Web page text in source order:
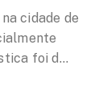
cidade de
foi d...